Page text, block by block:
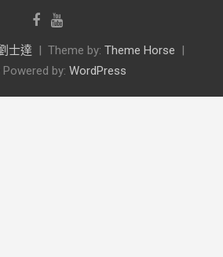
士達 Theme by: Theme Horse
Powered by: WordPress